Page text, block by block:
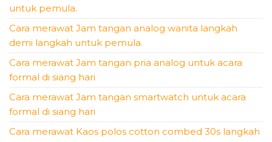
untuk pemula.
Cara merawat Jam tangan analog wanita langkah
demi langkah untuk pemula.
Cara merawat Jam tangan pria analog untuk acara
formal di siang hari
Cara merawat Jam tangan smartwatch untuk acara
formal di siang hari
Cara merawat Kaos polos cotton combed 30s langkah